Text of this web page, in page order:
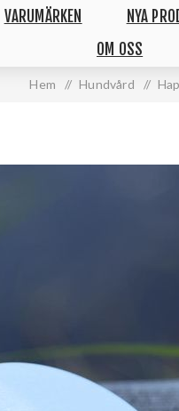
VARUMÄRKEN NYA
OM OSS
Hem / Hundvård /